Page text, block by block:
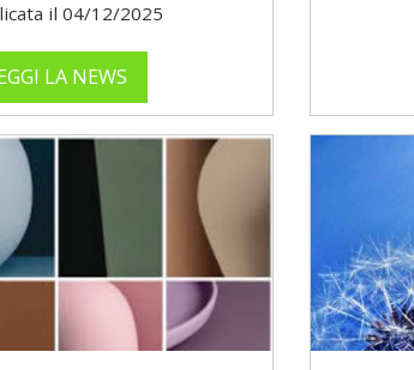
il 04/12/2025
LA NEWS